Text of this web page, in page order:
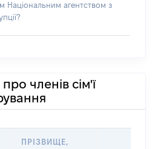
Національним агентством з
членів сім'ї
ПРІЗВИЩЕ,